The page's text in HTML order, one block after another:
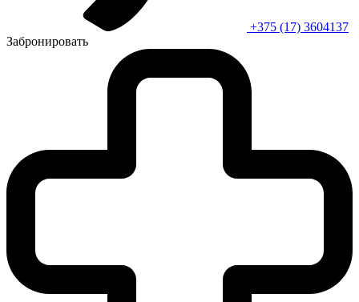
+375 (17) 3604137
Забронировать